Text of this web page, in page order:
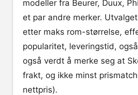
modeller fra Beurer, Duux,
et par andre merker.
etter maks rom-størrelse,
popularitet, leveringstid,
også verdt å merke seg at
frakt, og ikke minst
nettpris).